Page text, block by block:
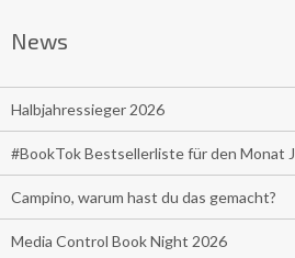
News
Halbjahressieger 2026
#BookTok Bestsellerliste für den Monat
Campino, warum hast du das gemacht?
Media Control Book Night 2026